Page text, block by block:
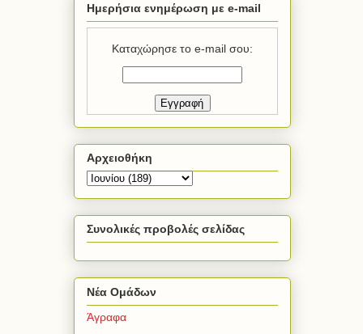
Ημερήσια ενημέρωση με e-mail
Καταχώρησε το e-mail σου:
Αρχειοθήκη
Συνολικές προβολές σελίδας
Νέα Ομάδων
Άγραφα